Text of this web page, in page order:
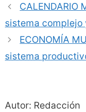
CALENDARIO
sistema complejo
ECONOMÍA
sistema
Autor: Redacción